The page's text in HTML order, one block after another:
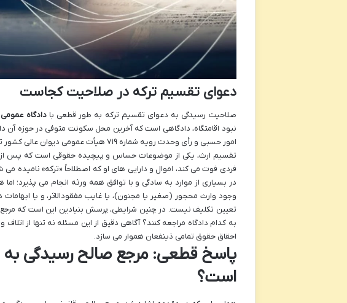
دعوای تقسیم ترکه در صلاحیت کجاست
صلاحیت رسیدگی به دعوای تقسیم ترکه به طور قطعی بادادگاه
امور حسبی و رأی وحدت رویه شماره ۷۱۹ هیأت عمومی دیوان عالی کشور تأیید شده است.
تقسیم ارث، یکی از موضوعات حساس و پیچیده حقوقی است که پس از
فردی فوت می کند، اموال و دارایی های او که اصطلاحاً «ترکه» نامیده
در بسیاری از موارد به سادگی و با توافق همه ورثه انجام می پذیرد؛
وجود وارث محجور (صغیر یا مجنون)، یا غایب مفقودالاثر، و یا ابهامات
تعیین تکلیف نیست. در چنین شرایطی، پرسش بنیادین این است که
به کدام دادگاه مراجعه کنند؟ آگاهی دقیق از این مسئله نه تنها از
احقاق حقوق تمامی ذینفعان هموار می سازد.
پاسخ قطعی: مرجع صالح رسیدگی به
است؟